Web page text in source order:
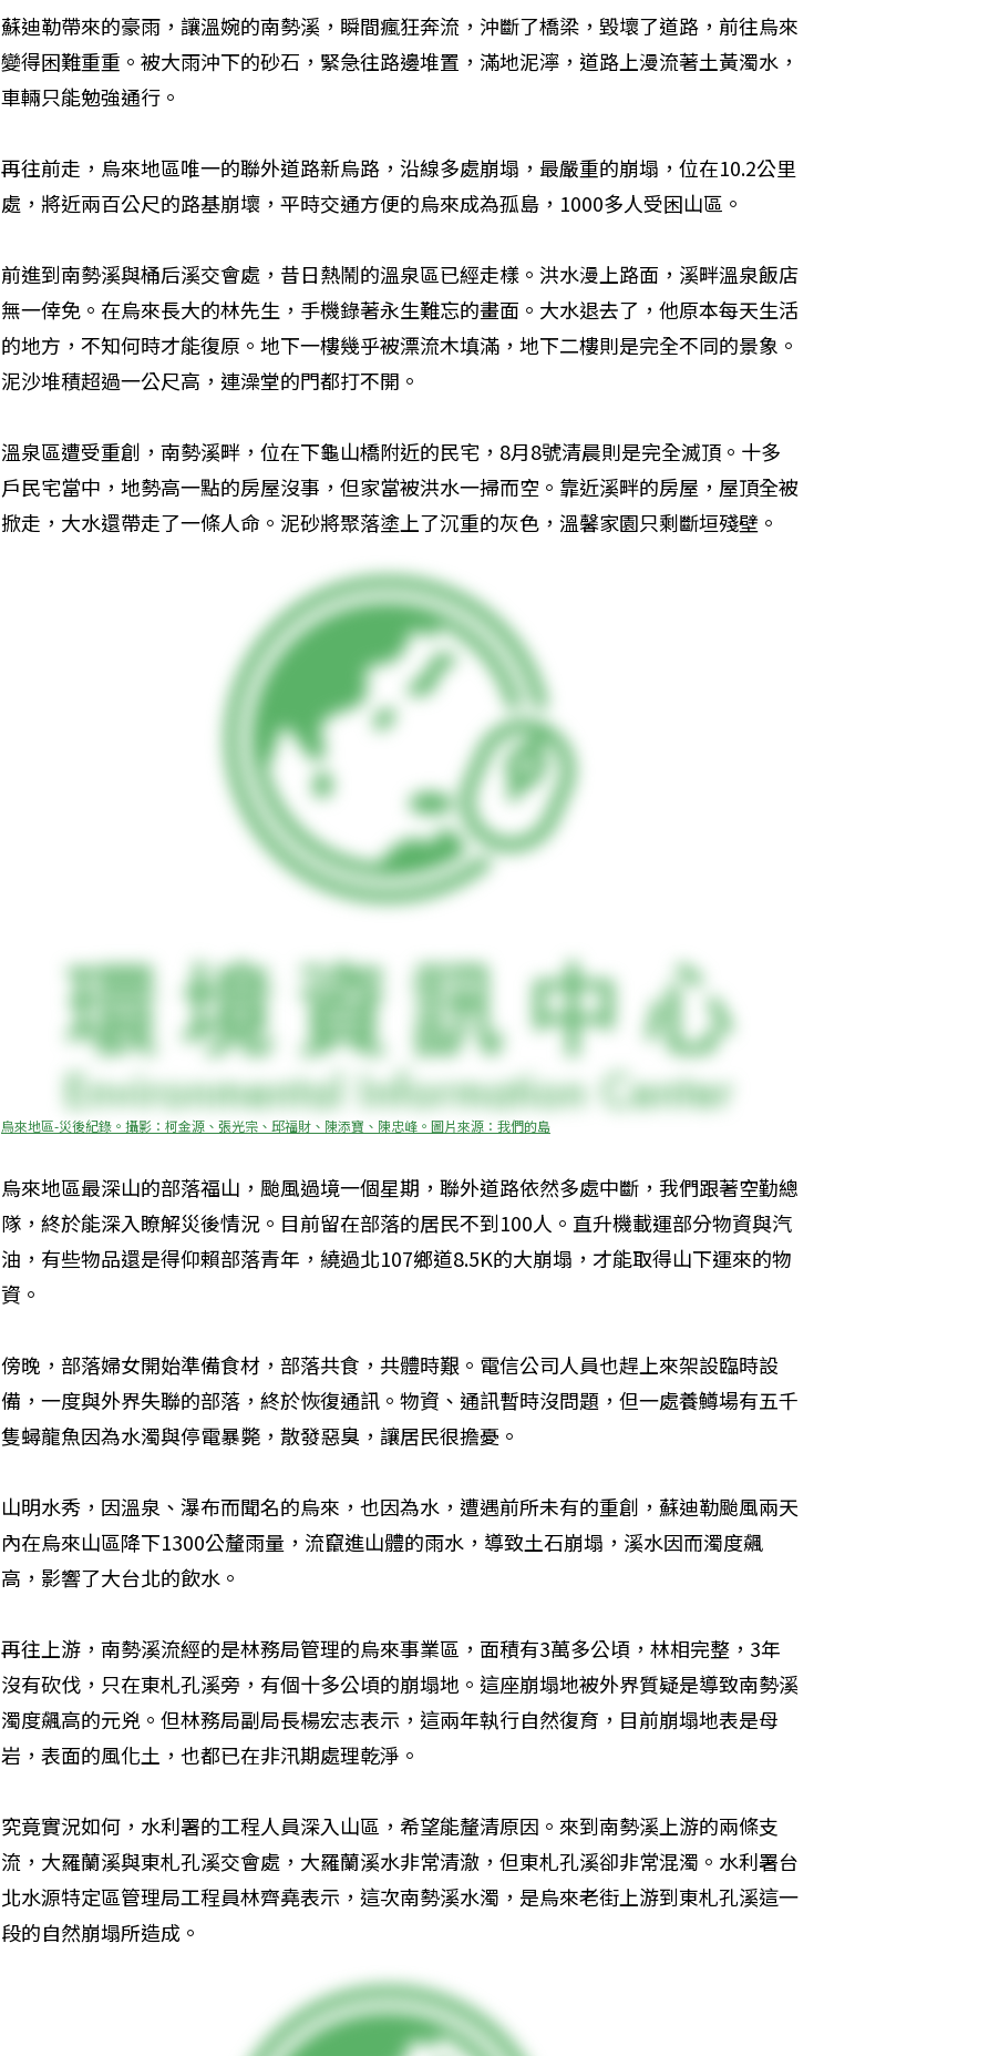
蘇迪勒帶來的豪雨，讓溫婉的南勢溪，瞬間瘋狂奔流，沖斷了橋梁，毀壞了道路，前往烏來
變得困難重重。被大雨沖下的砂石，緊急往路邊堆置，滿地泥濘，道路上漫流著土黃濁水，
車輛只能勉強通行。
再往前走，烏來地區唯一的聯外道路新烏路，沿線多處崩塌，最嚴重的崩塌，位在10.2公里
處，將近兩百公尺的路基崩壞，平時交通方便的烏來成為孤島，1000多人受困山區。
前進到南勢溪與桶后溪交會處，昔日熱鬧的溫泉區已經走樣。洪水漫上路面，溪畔溫泉飯店
無一倖免。在烏來長大的林先生，手機錄著永生難忘的畫面。大水退去了，他原本每天生活
的地方，不知何時才能復原。地下一樓幾乎被漂流木填滿，地下二樓則是完全不同的景象。
泥沙堆積超過一公尺高，連澡堂的門都打不開。
溫泉區遭受重創，南勢溪畔，位在下龜山橋附近的民宅，8月8號清晨則是完全滅頂。十多
戶民宅當中，地勢高一點的房屋沒事，但家當被洪水一掃而空。靠近溪畔的房屋，屋頂全被
掀走，大水還帶走了一條人命。泥砂將聚落塗上了沉重的灰色，溫馨家園只剩斷垣殘壁。
烏來地區-災後紀錄。攝影：柯金源、張光宗、邱福財、陳添寶、陳忠峰。圖片來源：我們的島
烏來地區最深山的部落福山，颱風過境一個星期，聯外道路依然多處中斷，我們跟著空勤總
隊，終於能深入瞭解災後情況。目前留在部落的居民不到100人。直升機載運部分物資與汽
油，有些物品還是得仰賴部落青年，繞過北107鄉道8.5K的大崩塌，才能取得山下運來的物
資。
傍晚，部落婦女開始準備食材，部落共食，共體時艱。電信公司人員也趕上來架設臨時設
備，一度與外界失聯的部落，終於恢復通訊。物資、通訊暫時沒問題，但一處養鱒場有五千
隻蟳龍魚因為水濁與停電暴斃，散發惡臭，讓居民很擔憂。
山明水秀，因溫泉、瀑布而聞名的烏來，也因為水，遭遇前所未有的重創，蘇迪勒颱風兩天
內在烏來山區降下1300公釐雨量，流竄進山體的雨水，導致土石崩塌，溪水因而濁度飆
高，影響了大台北的飲水。
再往上游，南勢溪流經的是林務局管理的烏來事業區，面積有3萬多公頃，林相完整，3年
沒有砍伐，只在東札孔溪旁，有個十多公頃的崩塌地。這座崩塌地被外界質疑是導致南勢溪
濁度飆高的元兇。但林務局副局長楊宏志表示，這兩年執行自然復育，目前崩塌地表是母
岩，表面的風化土，也都已在非汛期處理乾淨。
究竟實況如何，水利署的工程人員深入山區，希望能釐清原因。來到南勢溪上游的兩條支
流，大羅蘭溪與東札孔溪交會處，大羅蘭溪水非常清澈，但東札孔溪卻非常混濁。水利署台
北水源特定區管理局工程員林齊堯表示，這次南勢溪水濁，是烏來老街上游到東札孔溪這一
段的自然崩塌所造成。